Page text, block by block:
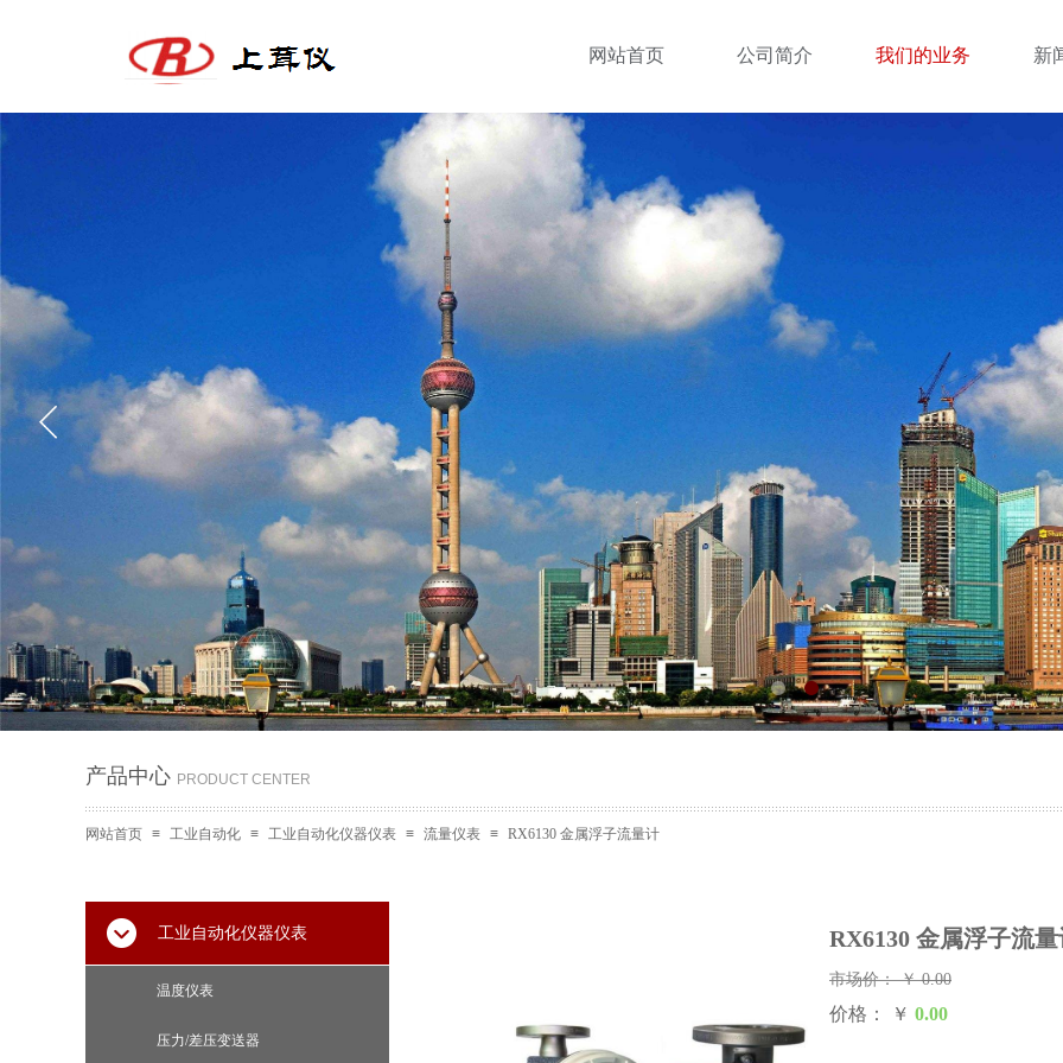
网站首页 公司简介 我们的业务 新
产品中心 PRODUCT CENTER
网站首页 ≡ 工业自动化 ≡ 工业自动化仪器仪表 ≡ 流量仪表 ≡ RX6130 金属浮子流量计
工业自动化仪器仪表
温度仪表
压力/差压变送器
RX6130 金属浮子流
市场价：￥0.00
价格： ￥ 0.00